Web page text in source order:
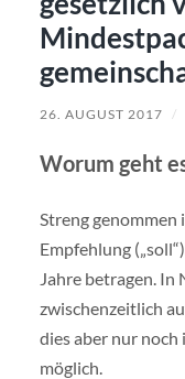
26. AUGUST 2017 /
Worum geht
Streng genommen
Empfehlung
Jahre betragen. In
zwischenzeitlich
dies aber nur noch
möglich.